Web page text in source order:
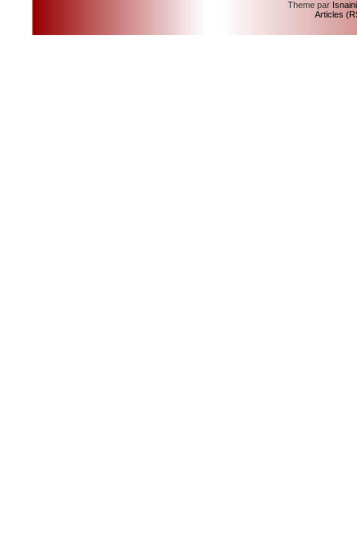
Theme par
Articles